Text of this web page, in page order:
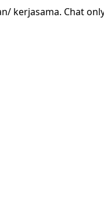
kerjasama. Chat